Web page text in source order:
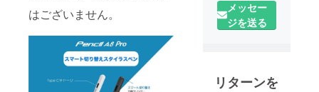
はございません。
メッセー
ジを送る
リターンを